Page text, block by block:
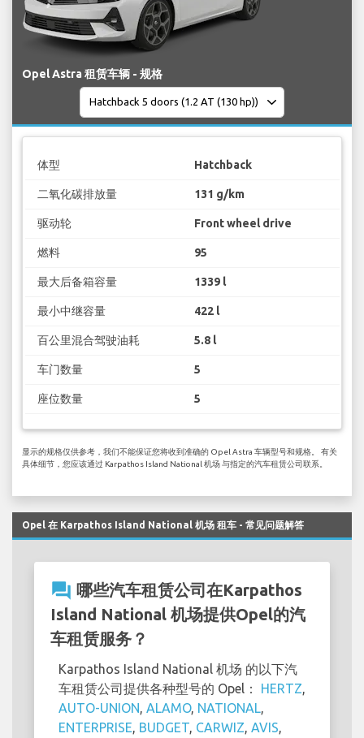
Opel Astra 租赁车辆 - 规格
体型 Hatchback
二氧化碳排放量 131 g/km
驱动轮 Front wheel drive
燃料 95
最大后备箱容量 1339 l
最小中继容量 422 l
百公里混合驾驶油耗 5.8 l
车门数量 5
座位数量 5
显示的规格仅供参考，我们不能保证您将收到准确的 Opel Astra 车辆型号和规格。 有关
具体细节，您应该通过 Karpathos Island National 机场 与指定的汽车租赁公司联系。
Opel 在 Karpathos Island National 机场 租车 - 常见问题解答
question_answer 哪些汽车租赁公司在Karpathos
Island National 机场提供Opel的汽
车租赁服务？
Karpathos Island National 机场 的以下汽
车租赁公司提供各种型号的 Opel： HERTZ
AUTO-UNION ALAMO, NATIONAL
ENTERPRISE BUDGET CARWIZ AVIS